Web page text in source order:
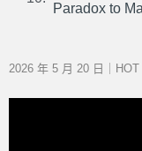
Paradox to
2026 年 5 月 20 日｜